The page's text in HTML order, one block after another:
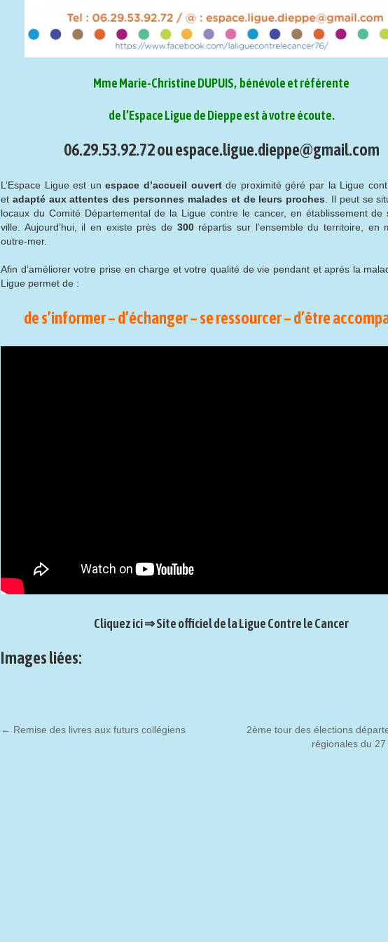
Mme Marie-Christine DUPUIS, bénévole et référente
de l’Espace Ligue de Dieppe est à votre écoute.
06.29.53.92.72 ouespace.ligue.dieppe@gmail.com
L’Espace Ligue est unespace d’accueil ouvertde proximité géré par la Ligue
et adapté aux attentes des personnes malades et de leurs proches . Il peut se
locaux du Comité Départemental de la Ligue contre le cancer, en établissement de
ville. Aujourd’hui, il en existe près de 300 répartis sur l’ensemble du territoire, en
outre-mer.
Afin d’améliorer votre prise en charge et votre qualité de vie pendant et après la
Ligue permet de :
de s’informer – d’échanger – se ressourcer – d’être
Cliquez ici ⇒ Site officiel de la Ligue Contre le Cancer
Images liées:
← Remise des livres aux futurs collégiens
2ème tour des élections
régionales du 27